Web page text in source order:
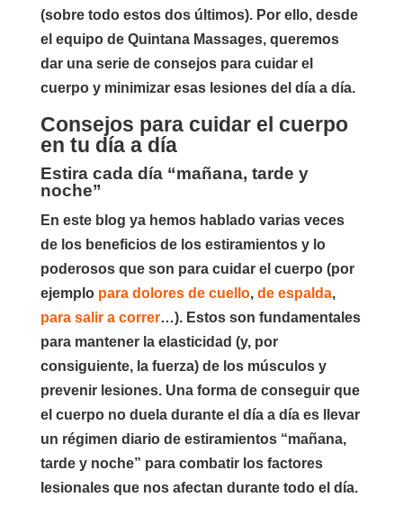
(sobre todo estos dos últimos). Por ello, desde
el equipo de Quintana Massages, queremos
dar una serie de consejos para cuidar el
cuerpo y minimizar esas lesiones del día a día.
Consejos para cuidar el cuerpo
en tu día a día
Estira cada día “mañana, tarde y
noche”
En este blog ya hemos hablado varias veces
de los beneficios de los estiramientos y lo
poderosos que son para cuidar el cuerpo (por
ejemplo para dolores de cuello, de espalda,
para salir a correr…). Estos son fundamentales
para mantener la elasticidad (y, por
consiguiente, la fuerza) de los músculos y
prevenir lesiones. Una forma de conseguir que
el cuerpo no duela durante el día a día es llevar
un régimen diario de estiramientos “mañana,
tarde y noche” para combatir los factores
lesionales que nos afectan durante todo el día.